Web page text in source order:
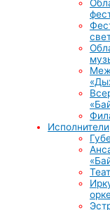
Исполнители